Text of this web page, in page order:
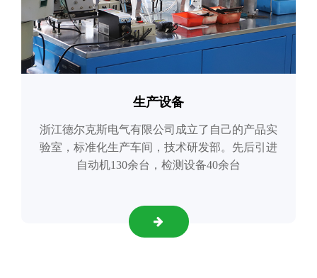
生产设备
浙江德尔克斯电气有限公司成立了自己的产品实
验室，标准化生产车间，技术研发部。先后引进
自动机130余台，检测设备40余台